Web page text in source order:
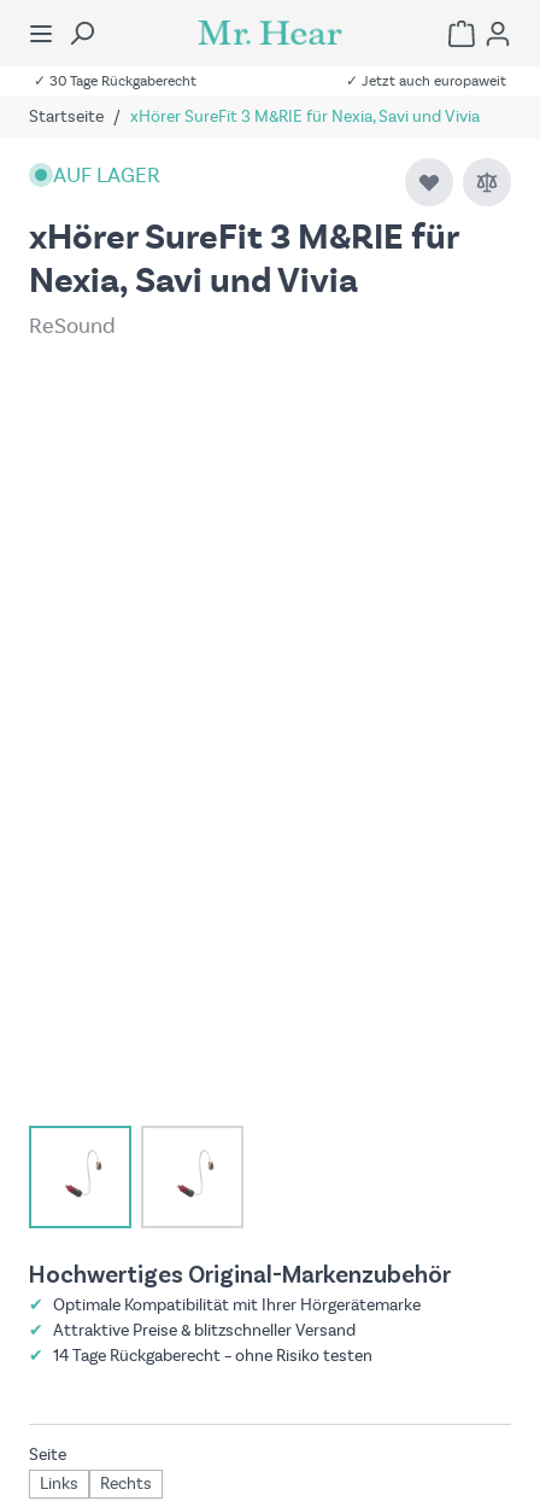
✓ 30 Tage Rückgaberecht ✓ Jetzt auch europaweit
Startseite / xHörer SureFit 3 M&RIE für Nexia, Savi und Vivia
xHörer SureFit 3 M&RIE für
Nexia, Savi und Vivia
ReSound
Hochwertiges Original-Marken­zubehör
✔ Optimale Kompatibilität mit Ihrer Hörgeräte­marke
✔ Attraktive Preise & blitzschneller Versand
✔ 14 Tage Rückgaberecht – ohne Risiko testen
AUF LAGER
Seite
Links
Rechts